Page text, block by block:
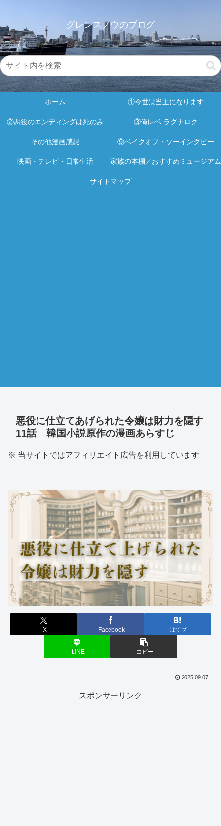
グレンスノウのブログ
ホーム ①今世は当主になります
②悪役のエンディングは死のみ ③俺レベ ラグナロク
その他漫画感想 ⑨ベイクオフ・ソーイングビー
映画・テレビ・日常生活 家族の本棚／おすすめミュージアム
サイトマップ
悪役に仕立てあげられた令嬢は財力を隠す
11話 韓国小説原作の漫画あらすじ
※ 当サイトではアフィリエイト広告を利用しています
X Facebook はてブ
LINE コピー
2025.09.07
スポンサーリンク